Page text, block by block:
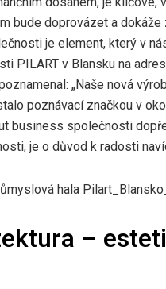
bude doprovázet a
je element, který v
PILART v Blansku na
„Naše nová
poznávací značkou v
business společnosti
je o důvod k radosti
–